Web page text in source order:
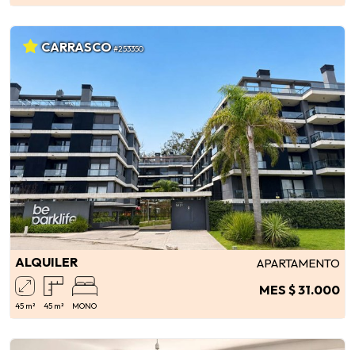
CARRASCO#253350
ALQUILER APARTAMENTO
45 m² 45 m² MONO
MES $ 31.000